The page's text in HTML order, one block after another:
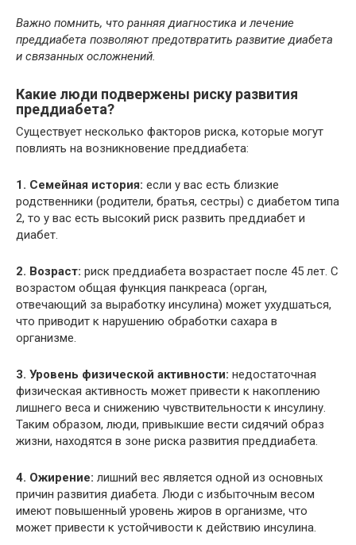
Важно помнить, что ранняя диагностика и лечение
преддиабета позволяют предотвратить развитие диабета
и связанных осложнений.
Какие люди подвержены риску развития
преддиабета?
Существует несколько факторов риска, которые могут
повлиять на возникновение преддиабета:
1. Семейная история: если у вас есть близкие
родственники (родители, братья, сестры) с диабетом типа
2, то у вас есть высокий риск развить преддиабет и
диабет.
2. Возраст: риск преддиабета возрастает после 45 лет. С
возрастом общая функция панкреаса (орган,
отвечающий за выработку инсулина) может ухудшаться,
что приводит к нарушению обработки сахара в
организме.
3. Уровень физической активности: недостаточная
физическая активность может привести к накоплению
лишнего веса и снижению чувствительности к инсулину.
Таким образом, люди, привыкшие вести сидячий образ
жизни, находятся в зоне риска развития преддиабета.
4. Ожирение: лишний вес является одной из основных
причин развития диабета. Люди с избыточным весом
имеют повышенный уровень жиров в организме, что
может привести к устойчивости к действию инсулина.